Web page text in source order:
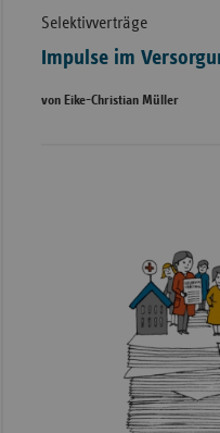
Selektivverträge
Impulse im
von Eike-Christian Müller